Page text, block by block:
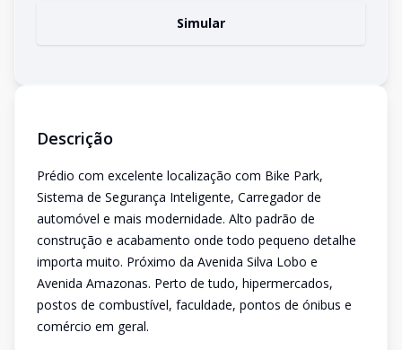
Simular
Descrição
Prédio com excelente localização com Bike Park,
Sistema de Segurança Inteligente, Carregador de
automóvel e mais modernidade. Alto padrão de
construção e acabamento onde todo pequeno detalhe
importa muito. Próximo da Avenida Silva Lobo e
Avenida Amazonas. Perto de tudo, hipermercados,
postos de combustível, faculdade, pontos de ónibus e
comércio em geral.